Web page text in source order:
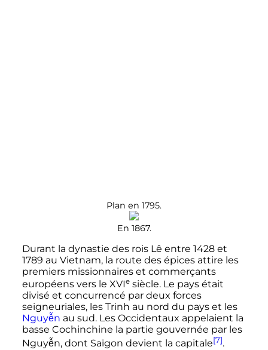
Plan en 1795.
En 1867.
Durant la dynastie des rois Lê entre 1428 et
1789 au Vietnam, la route des épices attire les
premiers missionnaires et commerçants
européens vers le XVIe siècle. Le pays était
divisé et concurrencé par deux forces
seigneuriales, les Trinh au nord du pays et les
Nguyễn au sud. Les Occidentaux appelaient la
basse Cochinchine la partie gouvernée par les
Nguyễn, dont Saïgon devient la capitale[7].